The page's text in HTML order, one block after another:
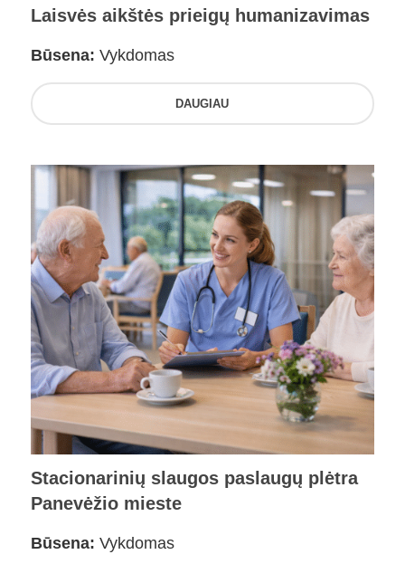
Laisvės aikštės prieigų humanizavimas
Būsena: Vykdomas
DAUGIAU
Stacionarinių slaugos paslaugų plėtra
Panevėžio mieste
Būsena: Vykdomas